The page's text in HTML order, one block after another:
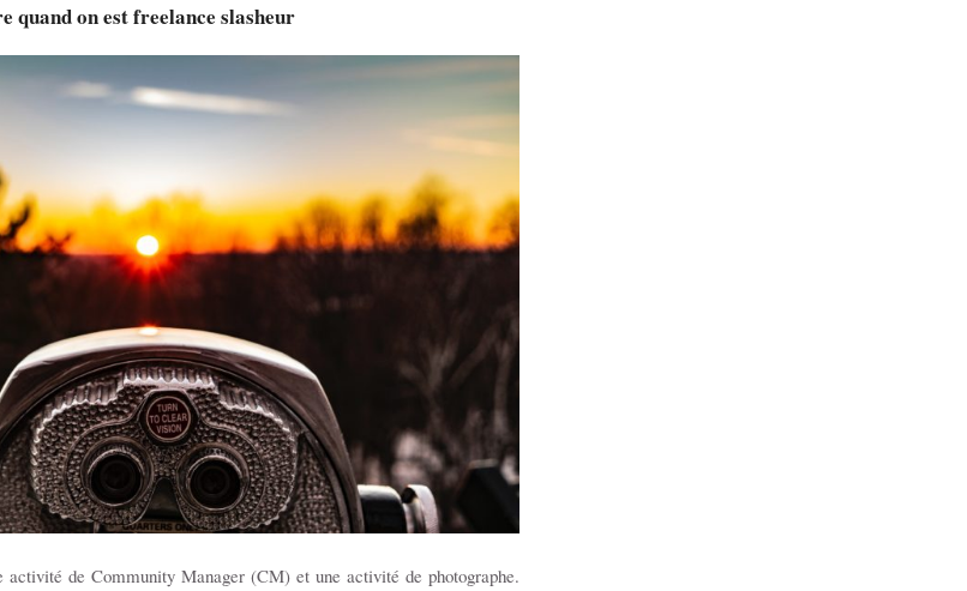
quand on est freelance slasheur
de Community Manager (CM) et une activité de photographe.